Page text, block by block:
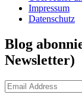
Impressum
Datenschutz
Blog
Newsletter)
Email
Address